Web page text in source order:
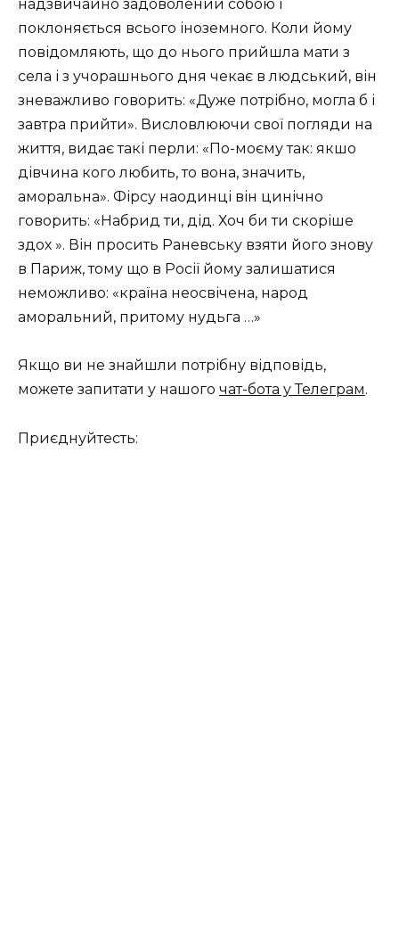
надзвичайно задоволений собою і
поклоняється всього іноземного. Коли йому
повідомляють, що до нього прийшла мати з
села і з учорашнього дня чекає в людський, він
зневажливо говорить: «Дуже потрібно, могла б і
завтра прийти». Висловлюючи свої погляди на
життя, видає такі перли: «По-моєму так: якшо
дівчина кого любить, то вона, значить,
аморальна». Фірсу наодинці він цинічно
говорить: «Набрид ти, дід. Хоч би ти скоріше
здох ». Він просить Раневську взяти його знову
в Париж, тому що в Росії йому залишатися
неможливо: «країна неосвічена, народ
аморальний, притому нудьга …»
Якщо ви не знайшли потрібну відповідь,
можете запитати у нашого чат-бота у Телеграм.
Приєднуйтесть: